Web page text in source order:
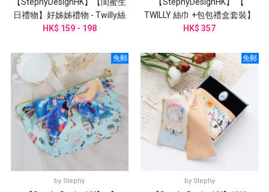
日禮物】好姊姊禮物 - Twilly絲
巾配絲巾扣 感謝卡禮盒
HK$ 159 - 198
TWILLY 絲巾 +包包禮盒套裝】
奇幻旅行餃子包+ 貓的午後
HK$ 357
免郵
by Stephy
免郵
by Stephy